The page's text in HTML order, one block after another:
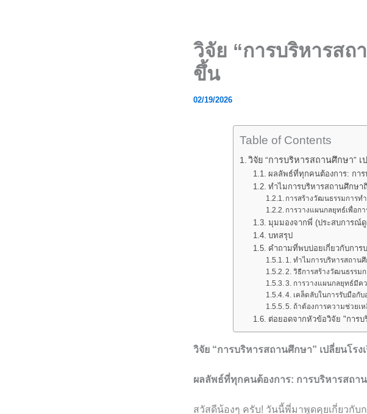
วิจัย “การบริหารสถ
ขึ้น
02/19/2026
Table of Contents
วิจัย “การบริหารสถานศึกษา”
ผลลัพธ์ที่ทุกคนต้องการ: การ
ทำไมการบริหารสถานศึกษา
การสร้างวัฒนธรรมการท
การวางแผนกลยุทธ์เพื่อก
มุมมองจากพี่ (ประสบการณ์ดู
บทสรุป
คำถามที่พบบ่อยเกี่ยวกับการ
1. ทำไมการบริหารสถาน
2. วิธีการสร้างวัฒนธรรม
3. การวางแผนกลยุทธ์มีค
4. เคล็ดลับในการรับมือกั
5. ถ้าต้องการความช่วยเ
ต่อยอดจากหัวข้อวิจัย "การ
วิจัย “การบริหารสถานศึกษา” เปลี่ยนโรง
ผลลัพธ์ที่ทุกคนต้องการ: การบริหารสถา
สวัสดีน้องๆ ครับ! วันนี้พี่มาพูดคุยเกี่ยวกับ